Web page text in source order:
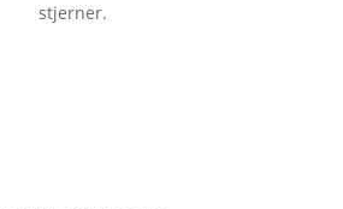
stjerner.